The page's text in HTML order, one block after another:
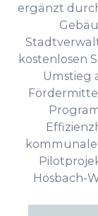
ergänzt
kostenlosen
Umstieg
Hösbach-